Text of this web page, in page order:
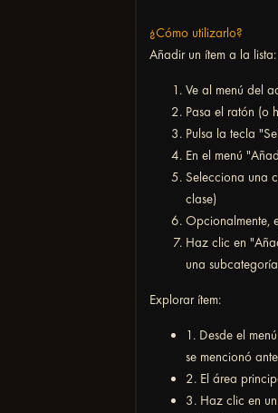
¿Cómo utilizarlo?
Añadir un ítem a la lista:
Ve al menú del
Pasa el ratón (o
Pulsa la tecla
En el menú
Selecciona una
clase)
Opcionalmente,
Haz clic en
una
Explorar ítem:
1. Desde el
se mencionó
2. El área
3. Haz clic en